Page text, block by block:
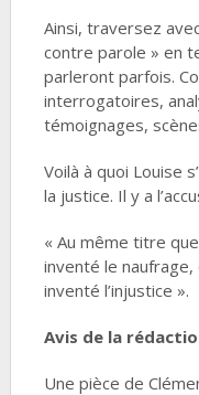
Ainsi, traversez
contre parole » en
parleront parfois.
interrogatoires,
témoignages,
Voilà à quoi Louise
la justice. Il y a
« Au même titre
inventé le naufrage,
inventé l’injustice ».
Avis de la
Une pièce de